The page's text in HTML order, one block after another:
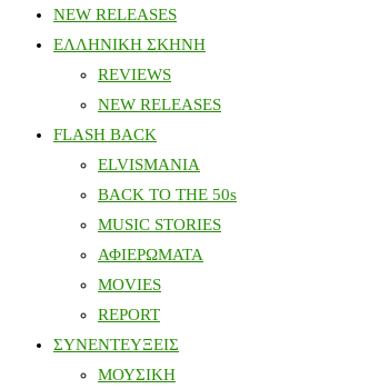
NEW RELEASES
ΕΛΛΗΝΙΚΗ ΣΚΗΝΗ
REVIEWS
NEW RELEASES
FLASH BACK
ELVISMANIA
BACK TO THE 50s
MUSIC STORIES
ΑΦΙΕΡΩΜΑΤΑ
MOVIES
REPORT
ΣΥΝΕΝΤΕΥΞΕΙΣ
ΜΟΥΣΙΚΗ